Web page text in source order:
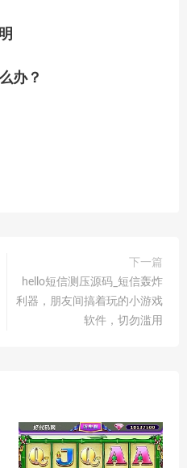
办？
下一篇
hello短信测压源码_短信轰炸
利器，朋友间搞着玩的小游戏
软件，切勿滥用